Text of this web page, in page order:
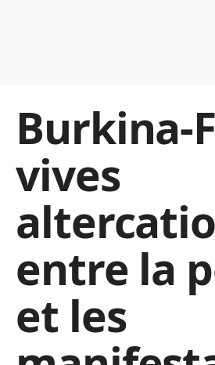
Burkina-
vives
entre la
et les